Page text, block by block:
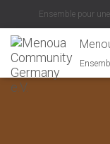
Ensemble pour